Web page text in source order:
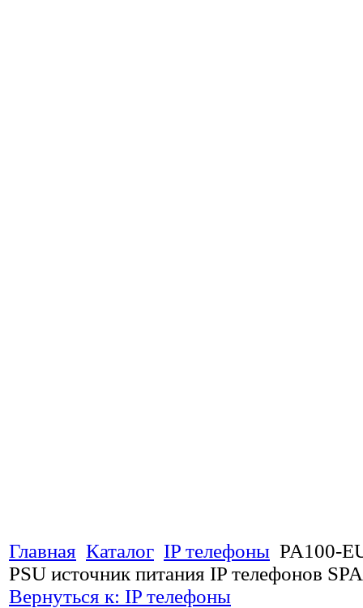
Главная Каталог IP телефоны PA100-
PSU источник питания IP телефонов
Вернуться к: IP телефоны